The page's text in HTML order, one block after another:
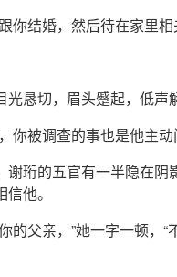
你结婚，然后待在家里相
恳切，眉头蹙起，低声
你被调查的事也是他主动
珩的五官有一半隐在阴
他。
的父亲，”她一字一顿，“